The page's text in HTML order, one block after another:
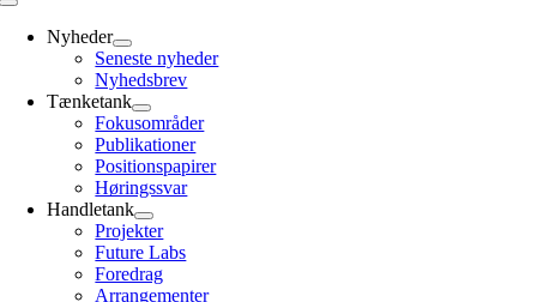
Toggle
NavigationNyheder
Seneste nyheder
Nyhedsbrev
Tænketank
Fokusområder
Publikationer
Positionspapirer
Høringssvar
Handletank
Projekter
Future Labs
Foredrag
Arrangementer